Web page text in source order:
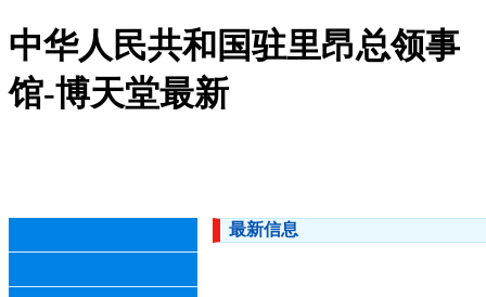
中华人民共和国驻里昂总领事
馆-博天堂最新
最新信息